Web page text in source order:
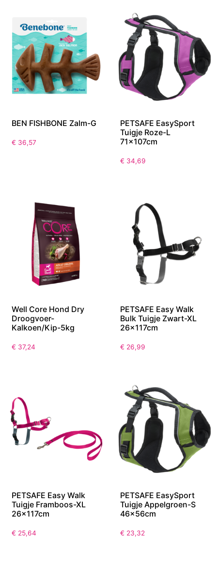
BEN FISHBONE Zalm-G
€ 36,57
PETSAFE EasySport
Tuigje Roze-L
71x107cm
€ 34,69
Well Core Hond Dry
Droogvoer-
Kalkoen/Kip-5kg
€ 37,24
PETSAFE Easy Walk
Bulk Tuigje Zwart-XL
26x117cm
€ 26,99
PETSAFE Easy Walk
Tuigje Framboos-XL
26x117cm
€ 25,64
PETSAFE EasySport
Tuigje Appelgroen-S
46x56cm
€ 23,32